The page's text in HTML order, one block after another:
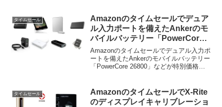
ています。
タイムセール
Amazonのタイムセールでデュア
ル入力ポートを備えたAnkerのモ
バイルバッテリー「PowerCore
26800」などが特別価格で販売
中。
Amazonのタイムセールでデュアル入力ポ
ートを備えたAnkerのモバイルバッテリー
「PowerCore 26800」などが特別価格で
タイムセール
AmazonのタイムセールでX-Rite
のディスプレイキャリブレーショ